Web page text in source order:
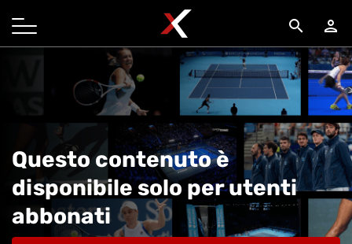
search person
Questo contenuto è
disponibile solo per utenti
abbonati